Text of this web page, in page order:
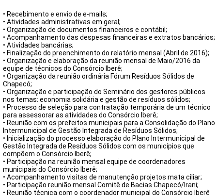
Informativos e Relatórios
Notícias
Contato
FECHAR PEDIDO
• Recebimento e envio de e-mails;
• Atividades administrativas em geral;
• Organização de documentos financeiros e contábil;
• Acompanhamento das despesas financeiras e extratos bancários;
• Atividades bancárias;
• Finalização do preenchimento do relatório mensal (Abril de 2016);
• Organização e elaboração da reunião mensal de Maio/2016 da
equipe de técnicos do Consórcio Iberê;
• Organização da reunião ordinária Fórum Resíduos Sólidos de
Chapecó;
• Organização e participação do Seminário dos gestores públicos
nos temas: economia solidária e gestão de resíduos sólidos;
• Processo de seleção para contratação temporária de um técnico
para assessorar as atividades do Consórcio Iberê;
• Reunião com os prefeitos municipais para a Consolidação do Plano
Intermunicipal de Gestão Integrada de Resíduos Sólidos;
• Inicialização do processo elaboração do Plano Intermunicipal de
Gestão Integrada de Resíduos Sólidos com os municípios que
compõem o Consórcio Iberê;
• Participação na reunião mensal equipe de coordenadores
municipais do Consórcio Iberê;
• Acompanhamento visitas de manutenção projetos mata ciliar;
• Participação reunião mensal Comitê de Bacias Chapecó/Irani;
• Reunião técnica com o coordenador municipal do Consórcio Iberê